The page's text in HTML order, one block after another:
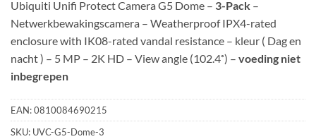
Ubiquiti Unifi Protect Camera G5 Dome – 3-Pack –
Netwerkbewakingscamera – Weatherproof IPX4-rated
enclosure with IK08-rated vandal resistance – kleur ( Dag en
nacht ) – 5 MP – 2K HD – View angle (102.4˚) – voeding niet
inbegrepen
EAN:0810084690215
SKU: UVC-G5-Dome-3